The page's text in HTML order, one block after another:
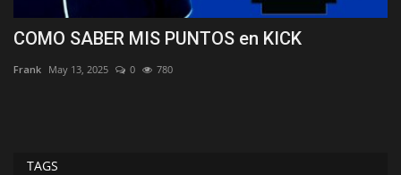
COMO SABER MIS PUNTOS en KICK
Frank May 13, 2025 0 780
TAGS